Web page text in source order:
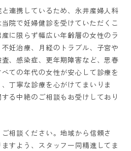
連携しているため、永井産婦人科
院で妊婦健診を受けていただくこ
に限らず幅広い年齢層の女性のラ
妊治療、月経のトラブル、子宮や
、感染症、更年期障害など、思春
ての年代の女性が安心して診療を
丁寧な診療を心がけてまいりま
る中絶のご相談もお受けしており
相談ください。地域から信頼さ
すよう、スタッフ一同精進してま